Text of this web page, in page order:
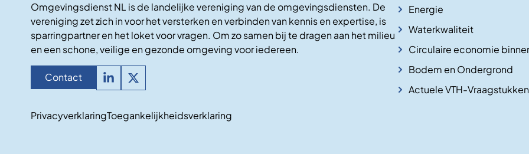
Omgevingsdienst NL is de landelijke vereniging van de omgevingsdiensten. De
vereniging zet zich in voor het versterken en verbinden van kennis en expertise, is
sparringpartner en het loket voor vragen. Om zo samen bij te dragen aan het milieu
en een schone, veilige en gezonde omgeving voor iedereen.
Contact
Energie
Waterkwaliteit
Circulaire economie
Bodem en Ondergrond
Actuele VTH-Vraagstukken
PrivacyverklaringToegankelijkheidsverklaring